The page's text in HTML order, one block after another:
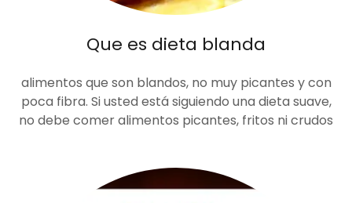
Que es dieta blanda
alimentos que son blandos, no muy picantes y con
poca fibra. Si usted está siguiendo una dieta suave,
no debe comer alimentos picantes, fritos ni crudos